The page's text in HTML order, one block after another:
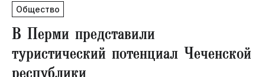
Молодежная столица РФ
СВО
Выборы в Пермском крае
Социальная поддержка
Общество
В Перми представили
туристический потенциал Чеченской